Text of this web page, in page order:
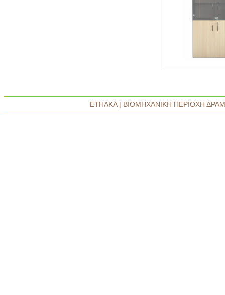
ΕΤΗΛΚΑ | ΒΙΟΜΗΧΑΝΙΚΗ ΠΕΡΙΟΧΗ